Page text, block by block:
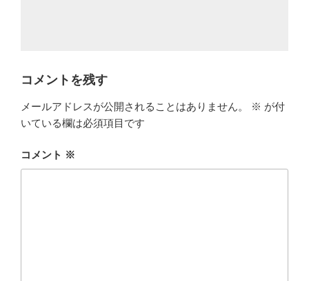
コメントを残す
メールアドレスが公開されることはありません。 ※ が付
いている欄は必須項目です
コメント ※